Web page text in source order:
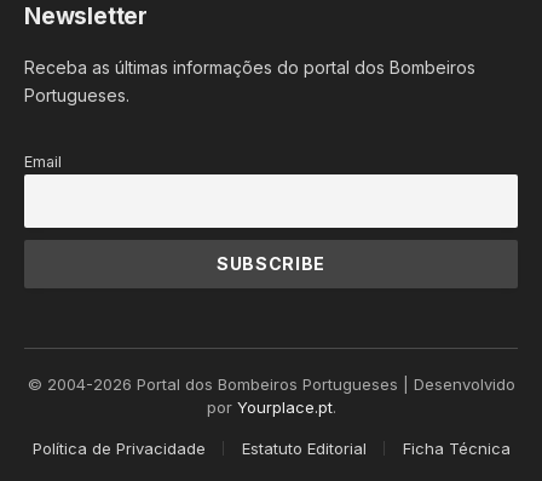
Newsletter
Receba as últimas informações do portal dos Bombeiros
Portugueses.
Email
© 2004-2026 Portal dos Bombeiros Portugueses | Desenvolvido
por Yourplace.pt.
Política de Privacidade Estatuto Editorial Ficha Técnica